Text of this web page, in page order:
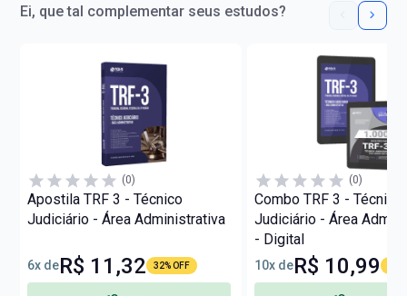
Ei, que tal complementar seus estudos?
(0)
Apostila TRF 3 - Técnico
Judiciário - Área Administrativa
6x deR$ 11,32 32% OFF
(0)
Combo TRF 3 - Técnico
Judiciário - Área
- Digital
10x deR$ 10,99